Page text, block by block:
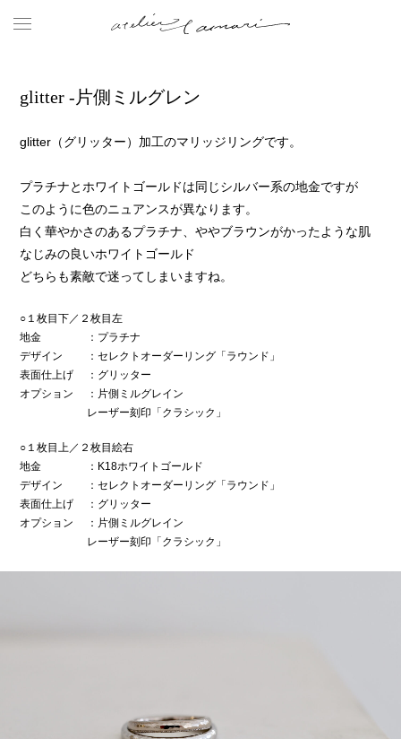
glitter -片側ミルグレン
glitter（グリッター）加工のマリッジリングです。
プラチナとホワイトゴールドは同じシルバー系の地金ですが
このように色のニュアンスが異なります。
白く華やかさのあるプラチナ、ややブラウンがかったような肌
なじみの良いホワイトゴールド
どちらも素敵で迷ってしまいますね。
○１枚目下／２枚目左
地金
：プラチナ
デザイン
：セレクトオーダーリング「ラウンド」
表面仕上げ
：グリッター
オプション
：片側ミルグレイン
レーザー刻印「クラシック」
○１枚目上／２枚目絵右
地金
：K18ホワイトゴールド
デザイン
：セレクトオーダーリング「ラウンド」
表面仕上げ
：グリッター
オプション
：片側ミルグレイン
レーザー刻印「クラシック」